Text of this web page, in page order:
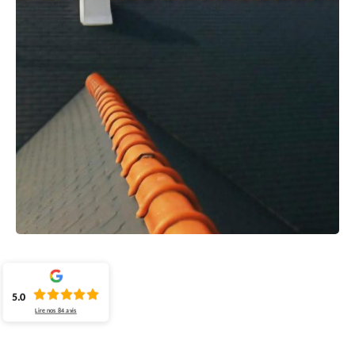
5.0
Lire nos84 avis